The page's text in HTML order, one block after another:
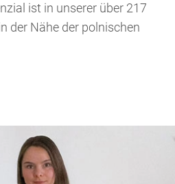
ist in unserer über 217
der Nähe der polnischen